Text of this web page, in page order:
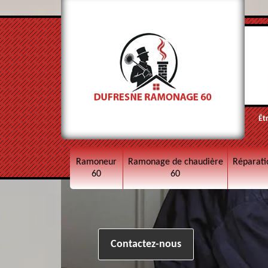
Ramoneur
60
Ramonage de chaudière
60
Contactez-nous